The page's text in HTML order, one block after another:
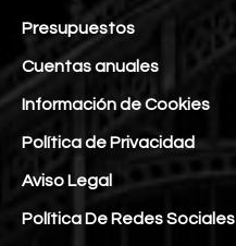
Presupuestos
Cuentas anuales
Información de Cookies
Política de Privacidad
Aviso Legal
Política De Redes Sociales